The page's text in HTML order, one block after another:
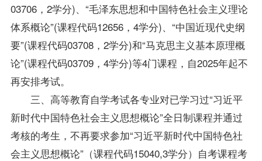
03706，2学分)、“毛泽东思想和中国特色社会主义理论
体系概论”(课程代码12656，4学分)、“中国近现代史纲
要”(课程代码03708，2学分)和“马克思主义基本原理概
论”(课程代码03709，4学分)等4门课程，自2025年起不
再安排考试。
三、高等教育自学考试各专业对已学习过“习近平
新时代中国特色社会主义思想概论”全日制课程并通过
考核的考生，不再要求参加“习近平新时代中国特色社
会主义思想概论”（课程代码15040,3学分）自考课程考